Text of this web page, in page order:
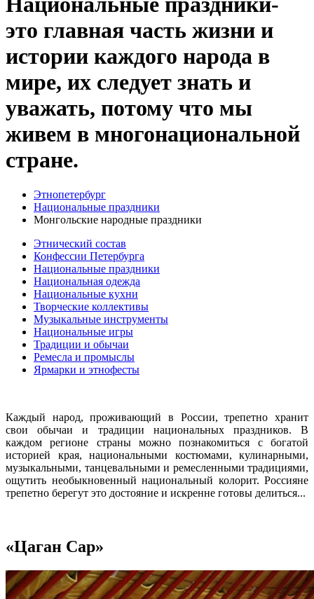
это главная часть жизни и
истории каждого народа в
мире, их следует знать и
уважать, потому что мы
живем в многонациональной
стране.
Этнопетербург
Национальные праздники
Монгольские народные праздники
Этнический состав
Конфессии Петербурга
Национальные праздники
Национальная одежда
Национальные кухни
Творческие коллективы
Музыкальные инструменты
Национальные игры
Традиции и обычаи
Ремесла и промыслы
Ярмарки и этнофесты
Каждый народ, проживающий в России, трепетно хранит
свои обычаи и традиции национальных праздников. В
каждом регионе страны можно познакомиться с богатой
историей края, национальными костюмами, кулинарными,
музыкальными, танцевальными и ремесленными традициями,
ощутить необыкновенный национальный колорит. Россияне
трепетно берегут это достояние и искренне готовы делиться...
«Цаган Сар»